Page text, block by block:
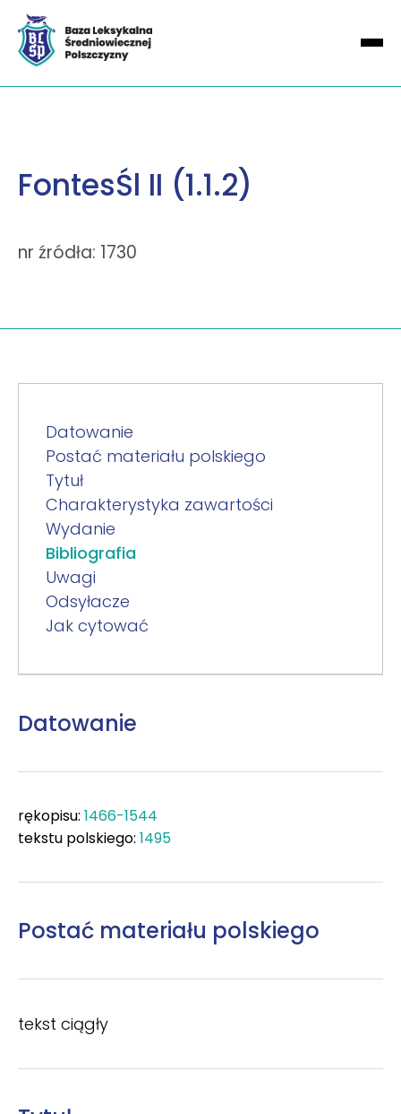
FontesŚl II (1.1.2)
nr źródła: 1730
Datowanie
Postać materiału polskiego
Tytuł
Charakterystyka zawartości
Wydanie
Bibliografia
Uwagi
Odsyłacze
Jak cytować
Datowanie
rękopisu: 1466-1544
tekstu polskiego: 1495
Postać materiału polskiego
tekst ciągły